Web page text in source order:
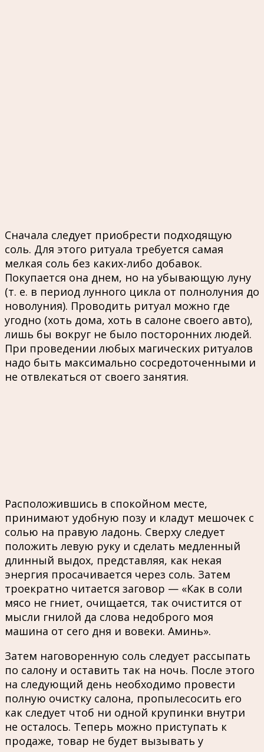
Сначала следует приобрести подходящую
соль. Для этого ритуала требуется самая
мелкая соль без каких-либо добавок.
Покупается она днем, но на убывающую луну
(т. е. в период лунного цикла от полнолуния до
новолуния). Проводить ритуал можно где
угодно (хоть дома, хоть в салоне своего авто),
лишь бы вокруг не было посторонних людей.
При проведении любых магических ритуалов
надо быть максимально сосредоточенными и
не отвлекаться от своего занятия.
Расположившись в спокойном месте,
принимают удобную позу и кладут мешочек с
солью на правую ладонь. Сверху следует
положить левую руку и сделать медленный
длинный выдох, представляя, как некая
энергия просачивается через соль. Затем
троекратно читается заговор — «Как в соли
мясо не гниет, очищается, так очистится от
мысли гнилой да слова недоброго моя
машина от сего дня и вовеки. Аминь».
Затем наговоренную соль следует рассыпать
по салону и оставить так на ночь. После этого
на следующий день необходимо провести
полную очистку салона, пропылесосить его
как следует чтоб ни одной крупинки внутри
не осталось. Теперь можно приступать к
продаже, товар не будет вызывать у